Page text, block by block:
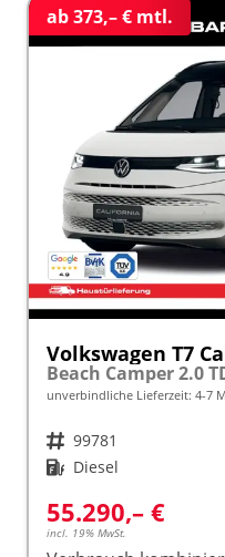
ab 373,– € mtl.
Volkswagen T7
unverbindliche Lieferzeit: 4-7
Fahrzeugnr. 99781
Kraftstoff Diesel
55.290,– €
incl. 19% MwSt.